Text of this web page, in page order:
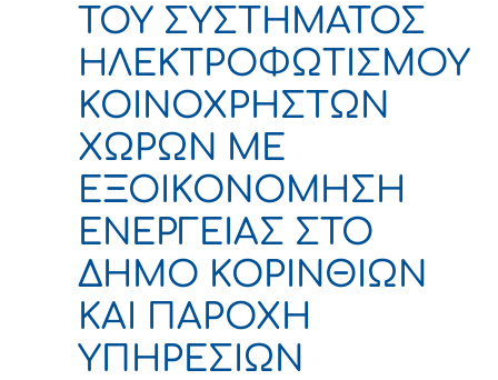
ΤΟΥ ΣΥΣΤΗΜΑΤΟΣ
ΗΛΕΚΤΡΟΦΩΤΙΣΜΟΥ
ΚΟΙΝΟΧΡΗΣΤΩΝ
ΧΩΡΩΝ ΜΕ
ΕΞΟΙΚΟΝΟΜΗΣΗ
ΕΝΕΡΓΕΙΑΣ ΣΤΟ
ΔΗΜΟ ΚΟΡΙΝΘΙΩΝ
ΚΑΙ ΠΑΡΟΧΗ
ΥΠΗΡΕΣΙΩΝ